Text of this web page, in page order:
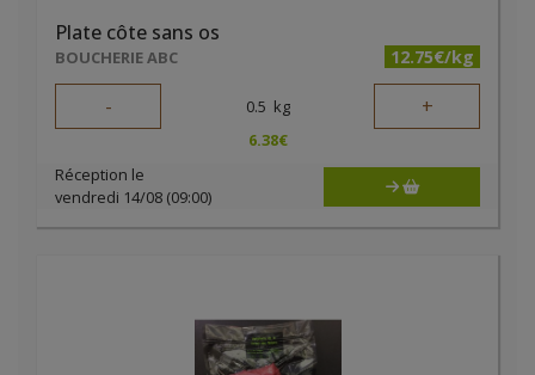
Plate côte sans os
BOUCHERIE ABC 12.75€/kg
- 0.5 kg +
6.38€
Réception le
vendredi 14/08 (09:00)